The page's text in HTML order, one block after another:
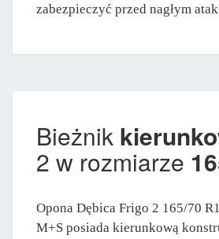
zabezpieczyć przed nagłym
Bieżnik
2 w rozmiarze
Opona Dębica Frigo 2 165/70
M+S posiada kierunkową